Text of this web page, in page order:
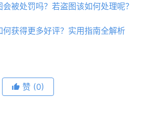
被处罚吗？若盗图该如何处理呢？
获得更多好评？实用指南全解析
赞 (0)